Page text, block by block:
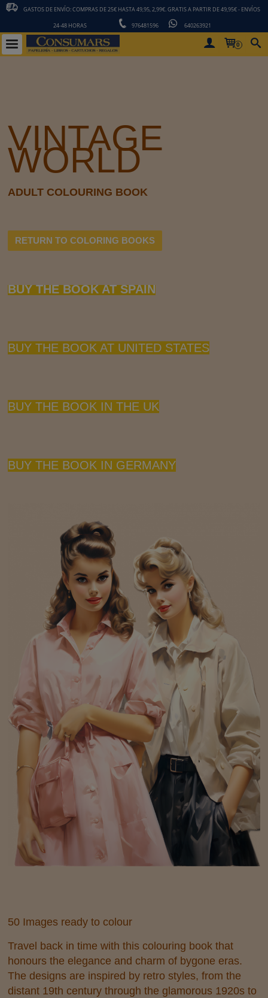
GASTOS DE ENVÍO: COMPRAS DE 25€ HASTA 49,95, 2,99€. GRATIS A PARTIR DE 49,95€ - ENVÍOS
24-48 HORAS 976481596 640263921
0
VINTAGE
WORLD
ADULT COLOURING BOOK
RETURN TO COLORING BOOKS
BUY THE BOOK AT SPAIN
BUY THE BOOK AT UNITED STATES
BUY THE BOOK IN THE UK
BUY THE BOOK IN GERMANY
50 Images ready to colour
Travel back in time with this colouring book that
honours the elegance and charm of bygone eras.
The designs are inspired by retro styles, from the
distant 19th century through the glamorous 1920s to